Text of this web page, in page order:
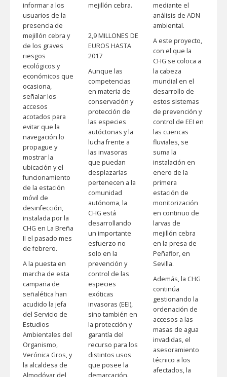
informar a los
usuarios de la
presencia de
mejillón cebra y
de los graves
riesgos
ecológicos y
económicos que
ocasiona,
señalar los
accesos
acotados para
evitar que la
navegación lo
propague y
mostrar la
ubicación y el
funcionamiento
de la estación
móvil de
desinfección,
instalada por la
CHG en La Breña
II el pasado mes
de febrero.
A la puesta en
marcha de esta
campaña de
señalética han
acudido la jefa
del Servicio de
Estudios
Ambientales del
Organismo,
Verónica Gros, y
la alcaldesa de
Almodóvar del
mejillón cebra.
2,9 MILLONES DE
EUROS HASTA
2017
Aunque las
competencias
en materia de
conservación y
protección de
las especies
autóctonas y la
lucha frente a
las invasoras
que puedan
desplazarlas
pertenecen a la
comunidad
autónoma, la
CHG está
desarrollando
un importante
esfuerzo no
solo en la
prevención y
control de las
especies
exóticas
invasoras (EEI),
sino también en
la protección y
garantía del
recurso para los
distintos usos
que posee la
demarcación.
mediante el
análisis de ADN
ambiental.
A este proyecto,
con el que la
CHG se coloca a
la cabeza
mundial en el
desarrollo de
estos sistemas
de prevención y
control de EEI en
las cuencas
fluviales, se
suma la
instalación en
enero de la
primera
estación de
monitorización
en continuo de
larvas de
mejillón cebra
en la presa de
Peñaflor, en
Sevilla.
Además, la CHG
continúa
gestionando la
ordenación de
accesos a las
masas de agua
invadidas, el
asesoramiento
técnico a los
afectados, la